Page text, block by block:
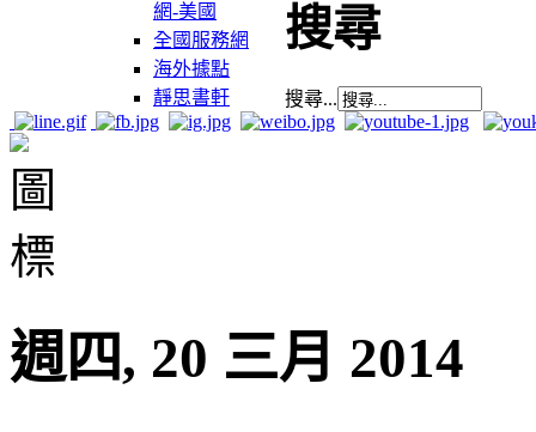
網-美國
全國服務網
海外據點
靜思書軒
搜尋
搜尋...
週四, 20 三月 2014